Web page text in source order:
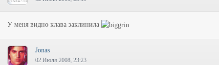
У меня видно клава заклинила
Jonas
02 Июля 2008, 23:23